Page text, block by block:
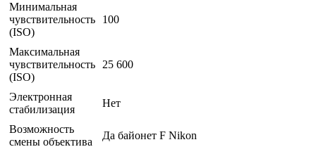
Минимальная
чувствительность
(ISO)
100
Максимальная
чувствительность
(ISO)
25 600
Электронная
стабилизация
Нет
Возможность
смены объектива
Да байонет F Nikon